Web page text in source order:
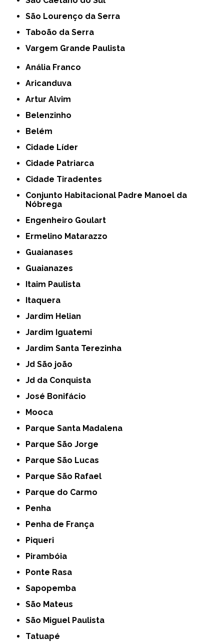
São Lourenço da Serra
Taboão da Serra
Vargem Grande Paulista
Anália Franco
Aricanduva
Artur Alvim
Belenzinho
Belém
Cidade Líder
Cidade Patriarca
Cidade Tiradentes
Conjunto Habitacional Padre Manoel da
Nóbrega
Engenheiro Goulart
Ermelino Matarazzo
Guaianases
Guaianazes
Itaim Paulista
Itaquera
Jardim Helian
Jardim Iguatemi
Jardim Santa Terezinha
Jd São joão
Jd da Conquista
José Bonifácio
Mooca
Parque Santa Madalena
Parque São Jorge
Parque São Lucas
Parque São Rafael
Parque do Carmo
Penha
Penha de França
Piqueri
Pirambóia
Ponte Rasa
Sapopemba
São Mateus
São Miguel Paulista
Tatuapé